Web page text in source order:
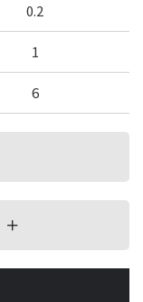
0.2
1
6